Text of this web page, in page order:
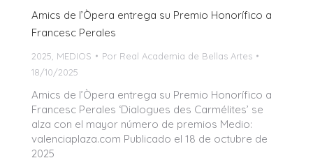
Amics de l’Òpera entrega su Premio Honorífico a
Francesc Perales
2025 MEDIOS Por Real Academia de Bellas Artes
18/10/2025
Amics de l’Òpera entrega su Premio Honorífico a
Francesc Perales ‘Dialogues des Carmélites’ se
alza con el mayor número de premios Medio:
valenciaplaza.com Publicado el 18 de octubre de
2025